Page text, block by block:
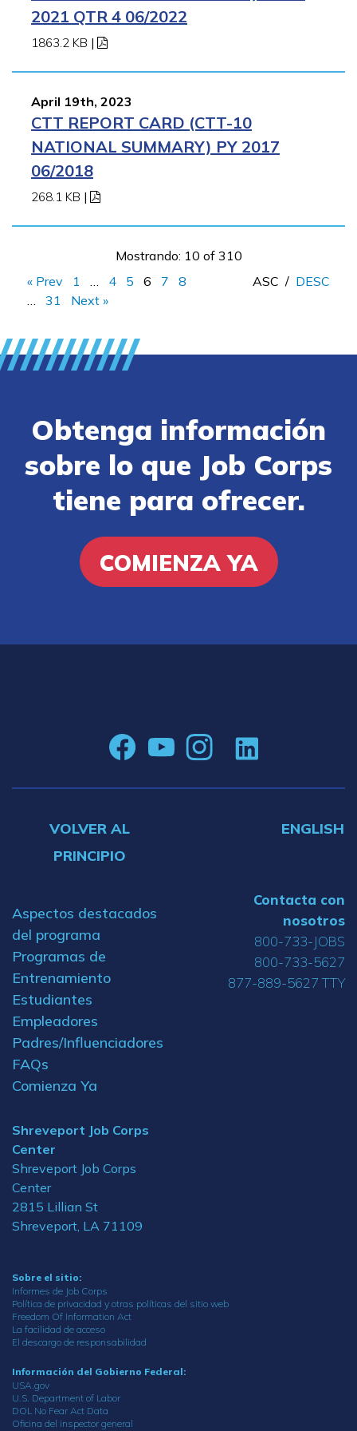
2021 QTR 4 06/2022
1863.2 KB |
April 19th, 2023
CTT REPORT CARD (CTT-10
NATIONAL SUMMARY) PY 2017
06/2018
268.1 KB |
Mostrando: 10 of 310
« Prev
1 4 5 6 7
8
31 Next »
ASC / DESC
Obtenga información
sobre lo que Job Corps
tiene para ofrecer.
COMIENZA YA
VOLVER AL
PRINCIPIO
ENGLISH
Aspectos destacados
del programa
Programas de
Entrenamiento
Estudiantes
Empleadores
Padres/Influenciadores
FAQs
Comienza Ya
Shreveport Job Corps
Center
Shreveport Job Corps
Center
2815 Lillian St
Shreveport, LA 71109
Contacta con
nosotros
800-733-JOBS
800-733-5627
877-889-5627 TTY
Sobre el sitio:
Informes de Job Corps
Política de privacidad y otras políticas del sitio web
Freedom Of Information Act
La facilidad de acceso
El descargo de responsabilidad
Información del Gobierno Federal:
USA.gov
U.S. Department of Labor
DOL No Fear Act Data
Oficina del inspector general